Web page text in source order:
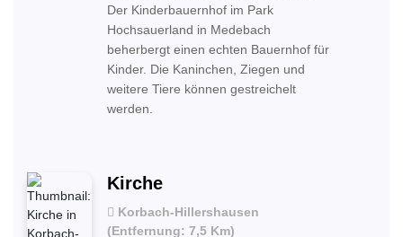
Der Kinderbauernhof im Park
Hochsauerland in Medebach
beherbergt einen echten Bauernhof für
Kinder. Die Kaninchen, Ziegen und
weitere Tiere können gestreichelt
werden.
Kirche
Korbach-Hillershausen
(Entfernung: 7,5 Km)